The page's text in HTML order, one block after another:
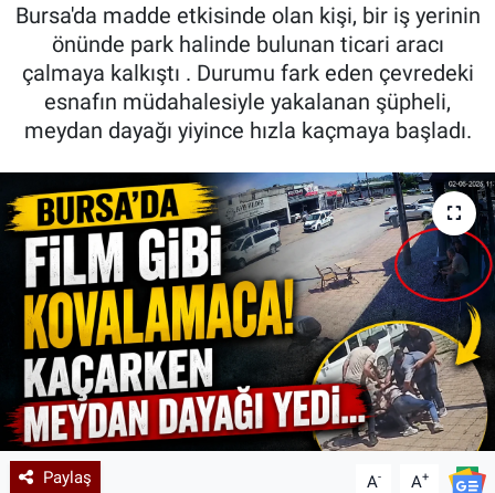
Bursa'da madde etkisinde olan kişi, bir iş yerinin
önünde park halinde bulunan ticari aracı
çalmaya kalkıştı . Durumu fark eden çevredeki
esnafın müdahalesiyle yakalanan şüpheli,
meydan dayağı yiyince hızla kaçmaya başladı.
Paylaş A- A+
İnanç
Kadın & Aile
Kültür & Sanat
Sağlık
Siyaset
Teknoloji
Yazarlar
Astroloji-Rüya